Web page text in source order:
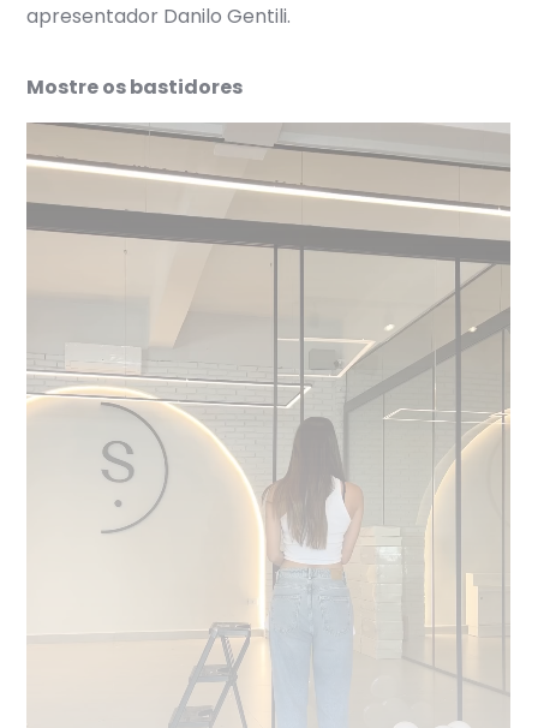
apresentador Danilo Gentili.
Mostre os bastidores